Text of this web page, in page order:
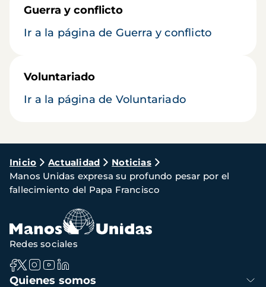
Guerra y conflicto
Ir a la página de Guerra y conflicto
Voluntariado
Ir a la página de Voluntariado
Ruta
de
navegación
Inicio Actualidad
Noticias
Manos Unidas expresa su profundo pesar por el
fallecimiento del Papa Francisco
Navegación
Quienes somos
Redes sociales